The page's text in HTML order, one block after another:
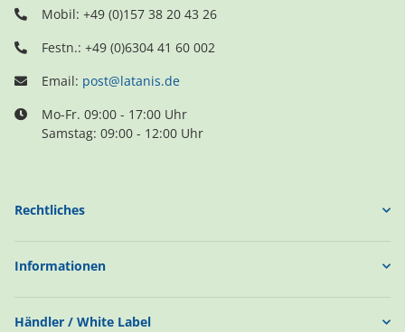
Mobil: +49 (0)157 38 20 43 26
Festn.: +49 (0)6304 41 60 002
Email: post@latanis.de
Mo-Fr. 09:00 - 17:00 Uhr
Samstag: 09:00 - 12:00 Uhr
Rechtliches
Informationen
Händler / White Label